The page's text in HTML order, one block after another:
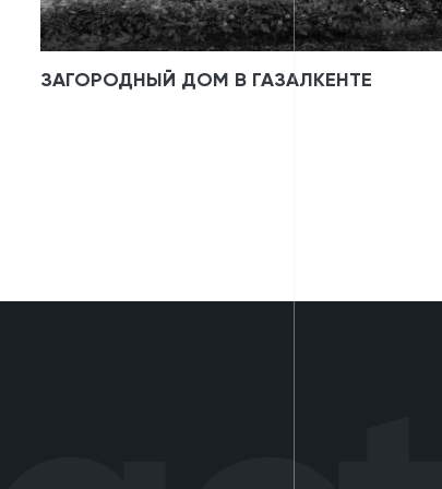
ЗАГОРОДНЫЙ ДОМ В ГАЗАЛКЕНТЕ